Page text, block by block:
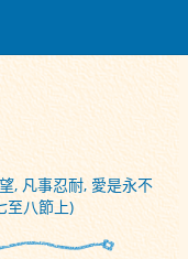
, 凡事忍耐, 愛是永不
至八節上)